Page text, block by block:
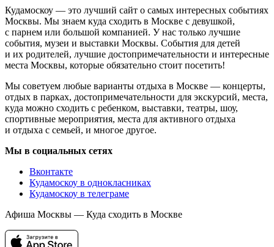
Кудамоскоу — это лучший сайт о самых интересных событиях
Москвы. Мы знаем куда сходить в Москве с девушкой,
с парнем или большой компанией. У нас только лучшие
события, музеи и выставки Москвы. События для детей
и их родителей, лучшие достопримечательности и интересные
места Москвы, которые обязательно стоит посетить!
Мы советуем любые варианты отдыха в Москве — концерты,
отдых в парках, достопримечательности для экскурсий, места,
куда можно сходить с ребенком, выставки, театры, шоу,
спортивные мероприятия, места для активного отдыха
и отдыха с семьей, и многое другое.
Мы в социальных сетях
Вконтакте
Кудамоскоу в однокласниках
Кудамоскоу в телеграме
Афиша Москвы — Куда сходить в Москве